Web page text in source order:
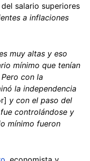
salario superiores
a inflaciones
muy altas y eso
mínimo que tenían
con la
la independencia
y con el paso del
controlándose y
mínimo fueron